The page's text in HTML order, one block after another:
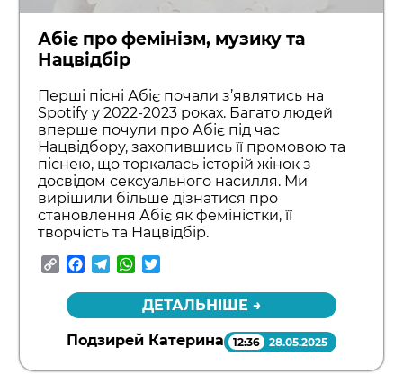
Абіє про фемінізм, музику та
Нацвідбір
Перші пісні Абіє почали з’являтись на
Spotify у 2022-2023 роках. Багато людей
вперше почули про Абіє під час
Нацвідбору, захопившись її промовою та
піснею, що торкалась історій жінок з
досвідом сексуального насилля. Ми
вирішили більше дізнатися про
становлення Абіє як феміністки, її
творчість та Нацвідбір.
CopyFacebook
TelegramWhatsApp
ДЕТАЛЬНІШЕ →
Подзирей Катерина 12:36 28.05.2025